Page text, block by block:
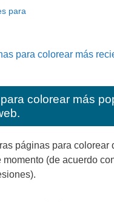
para
para colorear más
colorear más
páginas para colorear
momento (de acuerdo